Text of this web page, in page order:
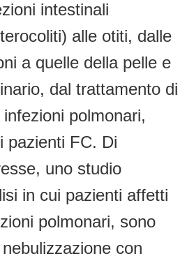
intestinali
alle otiti, dalle
a quelle della pelle e
dal trattamento di
polmonari,
pazienti FC. Di
uno studio
in cui pazienti affetti
polmonari, sono
con